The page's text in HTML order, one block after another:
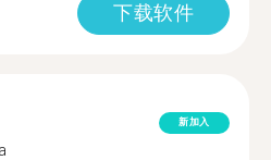
下载软件
新加入